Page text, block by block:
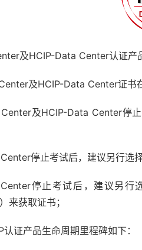
及HCIP-Data Center认证产
及HCIP-Data Center证书
及HCIP-Data Center停
停止考试后，建议另行选
停止考试后，建议另
来获取证书；
证产品生命周期里程碑如下：